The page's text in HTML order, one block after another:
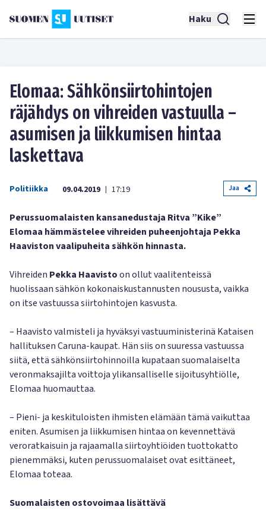
Haku
Elomaa: Sähkönsiirtohintojen
räjähdys on vihreiden vastuulla –
asumisen ja liikkumisen hintaa
laskettava
Politiikka 09.04.2019 | 17:19 Jaa
Perussuomalaisten kansanedustaja Ritva ”Kike”
Elomaa hämmästelee vihreiden puheenjohtaja Pekka
Haaviston vaalipuheita sähkön hinnasta.
Vihreiden Pekka Haavistoon ollut vaalitenteissä
huolissaan sähkön kokonaiskustannusten noususta, vaikka
on itse vastuussa siirtohintojen kasvusta.
– Haavisto valmisteli ja hyväksyi vastuuministerinä Kataisen
hallituksen Caruna-kaupat. Hän siis on suuressa vastuussa
siitä, että sähkönsiirtohinnoilla kupataan suomalaiselta
veronmaksajilta voittoja ylikansalliselle sijoitusyhtiölle,
Elomaa huomauttaa.
– Pieni- ja keskituloisten ihmisten elämään tämä vaikuttaa
eniten. Asumisen ja liikkumisen hintaa on kevennettävä
veroratkaisuin ja rajaamalla siirtoyhtiöiden tuottokatto
pienemmäksi, kuten perussuomalaiset ovat esittäneet,
Elomaa toteaa.
Suomalaisten ostovoimaa lisättävä